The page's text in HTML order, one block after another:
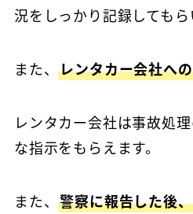
況をしっかり記録してもら
また、レンタカー会社へ
レンタカー会社は事故処
な指示をもらえます。
また、警察に報告した後